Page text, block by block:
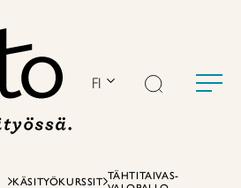
FI
KÄSITYÖKURSSIT TÄHTITAIVAS-